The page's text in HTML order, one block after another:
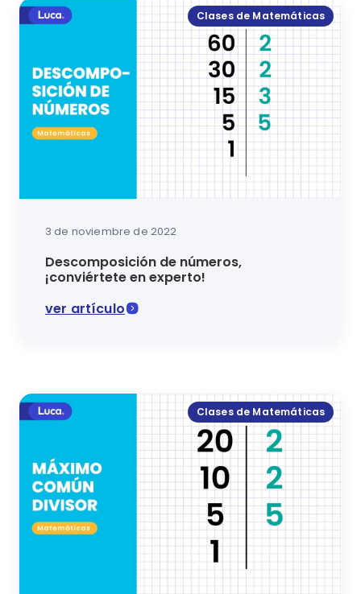
Clases de Matemáticas
3 de noviembre de 2022
Descomposición de números,
¡conviértete en experto!
ver artículo
Clases de Matemáticas